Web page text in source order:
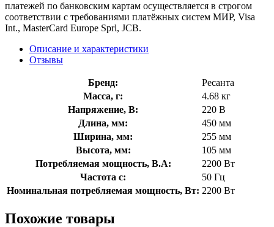
платежей по банковским картам осуществляется в строгом
соответствии с требованиями платёжных систем МИР, Visa
Int., MasterCard Europe Sprl, JCB.
Описание и характеристики
Отзывы
Бренд:
Ресанта
Масса, г:
4.68 кг
Напряжение, В:
220 В
Длина, мм:
450 мм
Ширина, мм:
255 мм
Высота, мм:
105 мм
Потребляемая мощность, В.А:
2200 Вт
Частота с:
50 Гц
Номинальная потребляемая мощность, Вт: 2200 Вт
Похожие товары